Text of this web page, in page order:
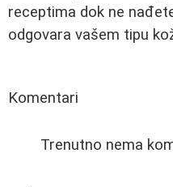
receptima dok ne
odgovara vašem tipu
Komentari
Trenutno nema